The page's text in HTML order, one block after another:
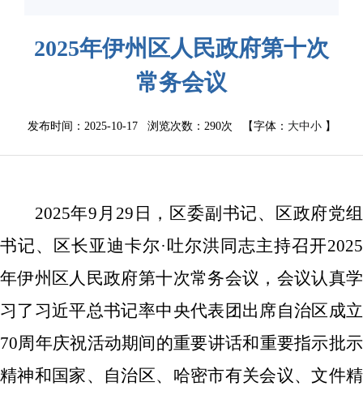
2025年伊州区人民政府第十次
常务会议
发布时间：2025-10-17 浏览次数： 290次 【字体： 大中小】
2025年9 月 29 日，区委副书记、区政府党组
书记、区长亚迪卡尔·吐尔洪同志主持召开2025
年伊州区人民政府第十次常务会议，会议认真学
习了习近平总书记率中央代表团出席自治区成立
70周年庆祝活动期间的重要讲话和重要指示批示
精神和国家、自治区、哈密市有关会议、文件精